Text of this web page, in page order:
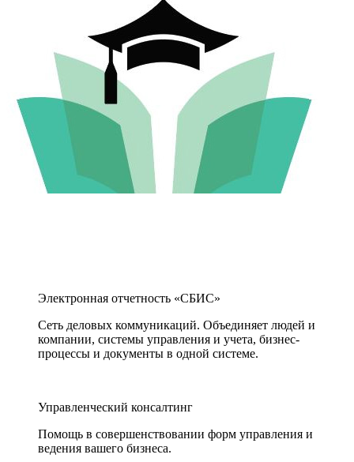
Электронная отчетность «СБИС»
Сеть деловых коммуникаций. Объединяет людей и
компании, системы управления и учета, бизнес-
процессы и документы в одной системе.
Управленческий консалтинг
Помощь в совершенствовании форм управления и
ведения вашего бизнеса.